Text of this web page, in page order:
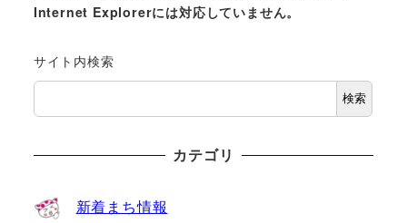
Internet Explorerには対応していません。
サイト内検索
検索
カテゴリ
新着まち情報